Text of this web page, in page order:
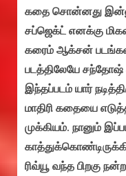
கதை சொன்னது
சப்ஜெக்ட் எனக்கு
கரைம் ஆக்சன்
படத்திலேயே
இந்தப்படம் யார்
மாதிரி கதையை
முக்கியம். நானும்
ரிவ்யூ வந்த பிறகு